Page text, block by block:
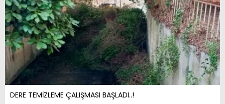
DERE TEMİZLEME ÇALIŞMASI BAŞLADI..!